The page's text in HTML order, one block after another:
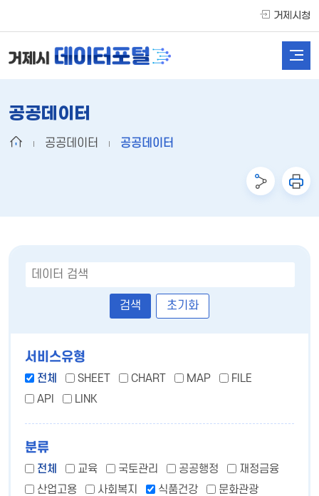
거제시청
공공데이터
공공데이터 공공데이터
초기화
서비스유형
전체 SHEET CHART MAP
FILE
API
LINK
분류
전체 교육 국토관리 공공행정
재정금융
산업고용
사회복지 식품건강
문화관광